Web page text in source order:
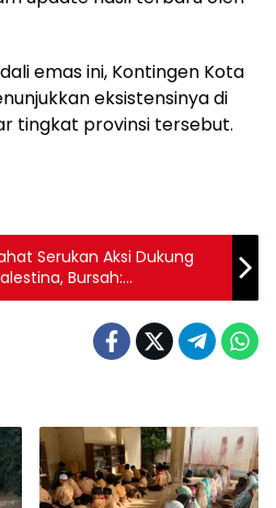
emas ini, Kontingen Kota
eksistensinya di
tingkat provinsi tersebut.
Serukan Aksi Dukung
Bursah:
Segala Bangsa